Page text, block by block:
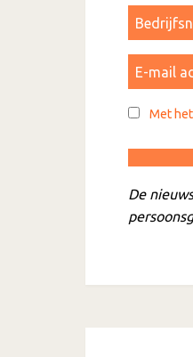
Met
De